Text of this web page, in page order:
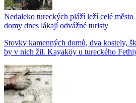
Nedaleko tureckých pláží leží celé
domy dnes lákají odvážné turisty
Stovky kamenných domů, dva kostely,
by v nich žil. Kayaköy u tureckého